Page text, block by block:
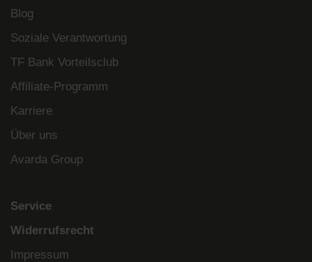
Blog
Soziale Verantwortung
TF Bank Vorteilsclub
Affiliate-Programm
Karriere
Über uns
Avarda Group
Service
Widerrufsrecht
Impressum